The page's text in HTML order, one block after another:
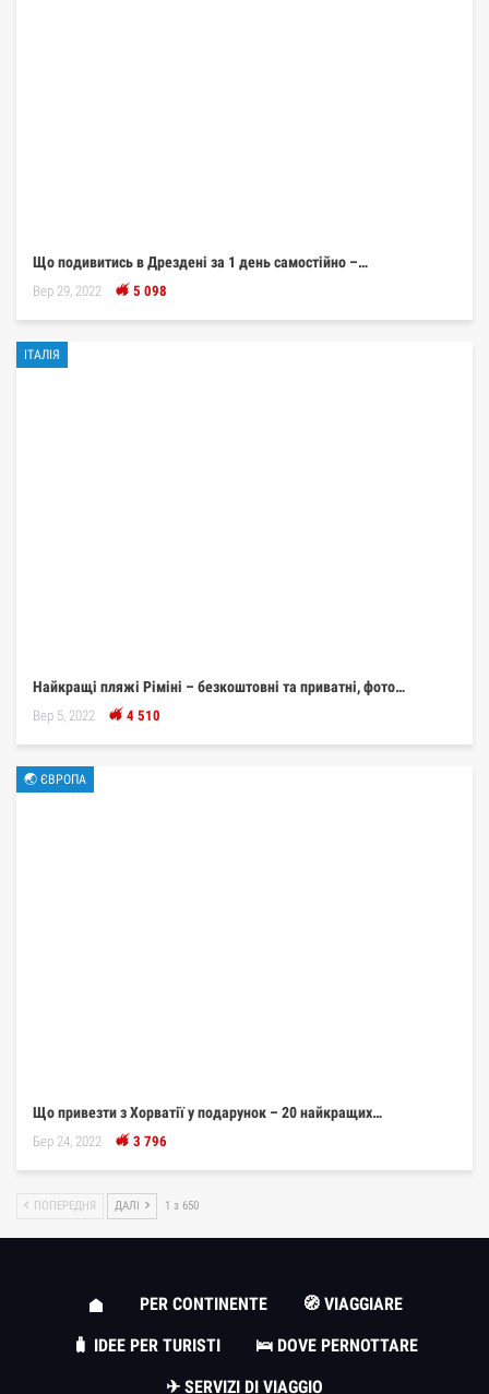
Що подивитись в Дрездені за 1 день самостійно –…
Вер 29, 2022 5 098
ІТАЛІЯ
Найкращі пляжі Ріміні – безкоштовні та приватні, фото…
Вер 5, 2022 4 510
🌏 ЄВРОПА
Що привезти з Хорватії у подарунок – 20 найкращих…
Бер 24, 2022 3 796
ПОПЕРЕДНЯ ДАЛІ 1 з 650
PER CONTINENTE
🧭 VIAGGIARE
🧳 IDEE PER TURISTI
🛌 DOVE PERNOTTARE
✈ SERVIZI DI VIAGGIO